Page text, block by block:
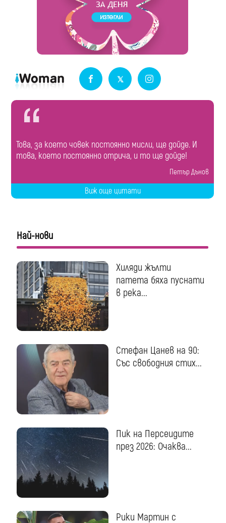
Това, за което човек постоянно мисли, ще дойде. И
това, което постоянно отрича, и то ще дойде!
Петър Дънов
Виж още цитати
Най-нови
Хиляди жълти
патета бяха пуснати
в река...
Стефан Цанев на 90:
Със свободния стих...
Пик на Персеидите
през 2026: Очаква...
Рики Мартин с